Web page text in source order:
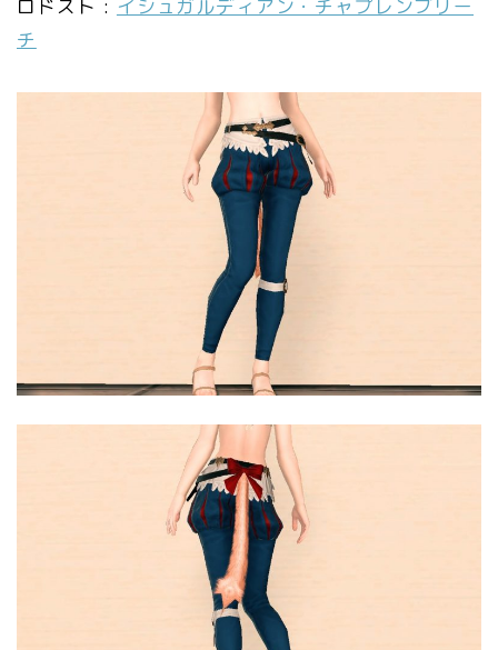
ロドスト : イシュガルディアン・チャプレンブリー
チ